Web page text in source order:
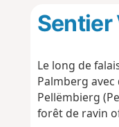
Sentier
Le long de
Palmberg
Pellëmbierg
forêt de ravin